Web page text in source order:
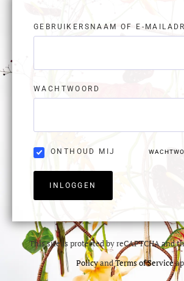
GEBRUIKERSNAAM OF E-
WACHTWOORD
ONTHOUD MIJ
INLOGGEN
This site is protected by reCAPTCHA and
PolicyandTerms of Service